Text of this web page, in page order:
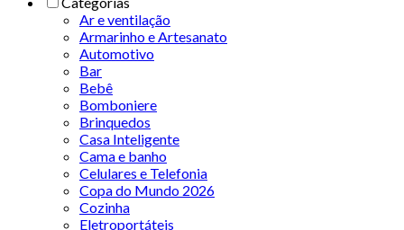
Ar e ventilação
Armarinho e Artesanato
Automotivo
Bar
Bebê
Bomboniere
Brinquedos
Casa Inteligente
Cama e banho
Celulares e Telefonia
Copa do Mundo 2026
Cozinha
Eletroportáteis